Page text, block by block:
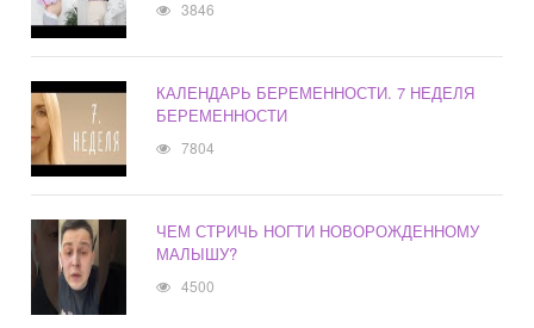
3846
КАЛЕНДАРЬ БЕРЕМЕННОСТИ. 7 НЕДЕЛЯ
БЕРЕМЕННОСТИ
7804
ЧЕМ СТРИЧЬ НОГТИ НОВОРОЖДЕННОМУ
МАЛЫШУ?
4500